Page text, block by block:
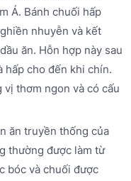
Á. Bánh chuối hấp
nhuyễn và kết
ăn. Hỗn hợp này sau
hấp cho đến khi chín.
thơm ngon và có cấu
ăn truyền thống của
thường được làm từ
bóc và chuối được